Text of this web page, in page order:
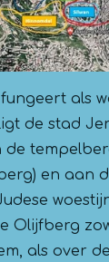
als
de stad
de
en aan
Olijfberg
als over